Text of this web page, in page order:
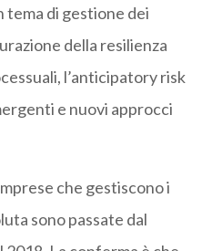
tema di gestione dei
della resilienza
l’anticipatory risk
e nuovi approcci
che gestiscono i
sono passate dal